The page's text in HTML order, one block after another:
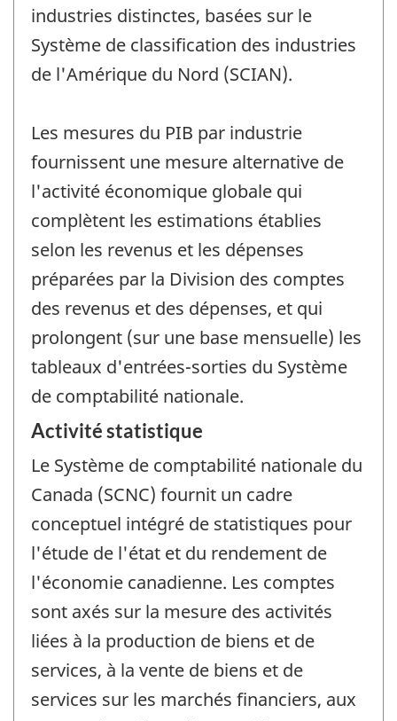
industries distinctes, basées sur le
Système de classification des industries
de l'Amérique du Nord (SCIAN).
Les mesures du PIB par industrie
fournissent une mesure alternative de
l'activité économique globale qui
complètent les estimations établies
selon les revenus et les dépenses
préparées par la Division des comptes
des revenus et des dépenses, et qui
prolongent (sur une base mensuelle) les
tableaux d'entrées-sorties du Système
de comptabilité nationale.
Activité statistique
Le Système de comptabilité nationale du
Canada (SCNC) fournit un cadre
conceptuel intégré de statistiques pour
l'étude de l'état et du rendement de
l'économie canadienne. Les comptes
sont axés sur la mesure des activités
liées à la production de biens et de
services, à la vente de biens et de
services sur les marchés financiers, aux